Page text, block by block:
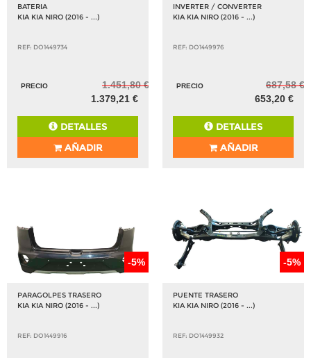
BATERIA
KIA KIA NIRO (2016 - ...)
REF: DO1449734
PRECIO
1.451,80 €
1.379,21 €
DETALLES
AÑADIR
INVERTER / CONVERTER
KIA KIA NIRO (2016 - ...)
REF: DO1449976
PRECIO
687,58 €
653,20 €
DETALLES
AÑADIR
-5%
PARAGOLPES TRASERO
KIA KIA NIRO (2016 - ...)
REF: DO1449916
-5%
PUENTE TRASERO
KIA KIA NIRO (2016 - ...)
REF: DO1449932